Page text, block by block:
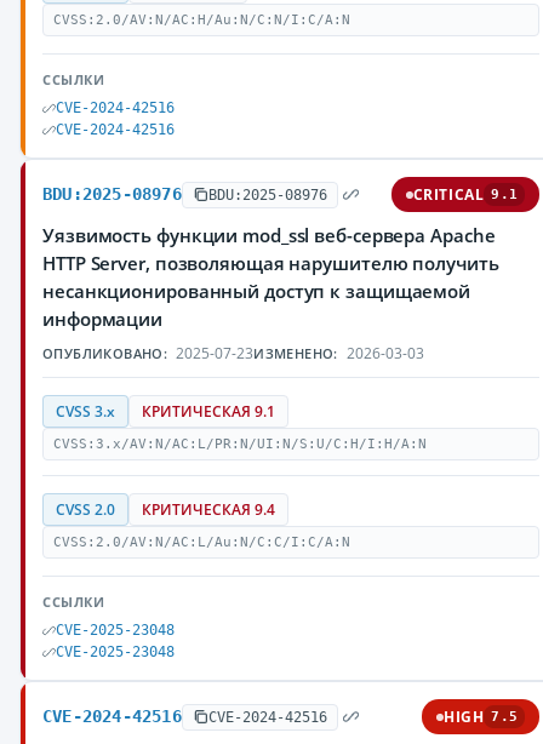
CVSS:2.0/AV:N/AC:H/Au:N/C:N/I:C/A:N
ССЫЛКИ
CVE-2024-42516
CVE-2024-42516
BDU:2025-08976 BDU:2025-08976 CRITICAL 9.1
Уязвимость функции mod_ssl веб-сервера Apache
HTTP Server, позволяющая нарушителю получить
несанкционированный доступ к защищаемой
информации
ОПУБЛИКОВАНО: 2025-07-23ИЗМЕНЕНО: 2026-03-03
CVSS 3.x КРИТИЧЕСКАЯ 9.1
CVSS:3.x/AV:N/AC:L/PR:N/UI:N/S:U/C:H/I:H/A:N
CVSS 2.0 КРИТИЧЕСКАЯ 9.4
CVSS:2.0/AV:N/AC:L/Au:N/C:C/I:C/A:N
ССЫЛКИ
CVE-2025-23048
CVE-2025-23048
CVE-2024-42516 CVE-2024-42516 HIGH 7.5